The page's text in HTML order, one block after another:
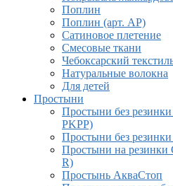
Поплин
Поплин (арт. AP)
Сатиновое плетение
Смесовые ткани
Чебоксарский
Натуральные волокна
Для детей
Простыни
Простыни без
PKPP)
Простыни без
Простыни на резинки
R)
Простынь АкваСтоп